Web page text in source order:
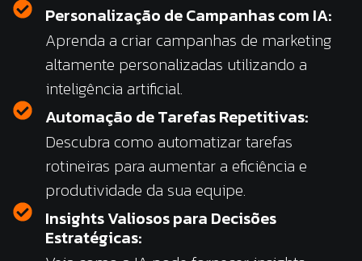
Personalização de Campanhas com IA:
Aprenda a criar campanhas de marketing
altamente personalizadas utilizando a
inteligência artificial.
Automação de Tarefas Repetitivas:
Descubra como automatizar tarefas
rotineiras para aumentar a eficiência e
produtividade da sua equipe.
Insights Valiosos para Decisões
Estratégicas: